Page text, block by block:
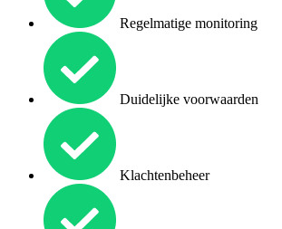
Regelmatige monitoring
Duidelijke voorwaarden
Klachtenbeheer